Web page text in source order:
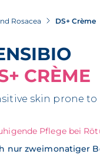
Rosacea DS+ Crème
CRÈME
skin prone to
Pflege bei
nur zweimonatiger